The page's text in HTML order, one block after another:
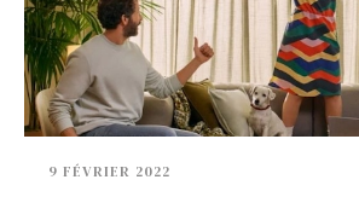
9 FÉVRIER 2022